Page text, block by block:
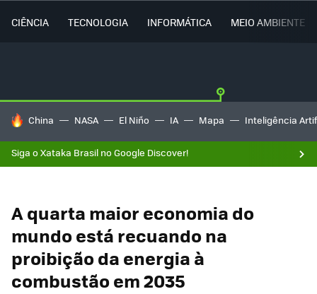
CIÊNCIA TECNOLOGIA INFORMÁTICA MEIO AMBIENTE
TENDÊNCIAS DO DIA
China NASA El Niño IA Mapa Inteligência
Siga o Xataka Brasil no Google Discover!
A quarta maior economia do
mundo está recuando na
proibição da energia à
combustão em 2035